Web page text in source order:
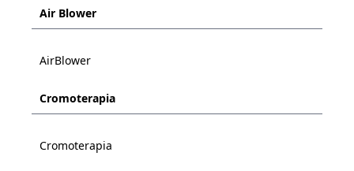
Air Blower
AirBlower
Cromoterapia
Cromoterapia